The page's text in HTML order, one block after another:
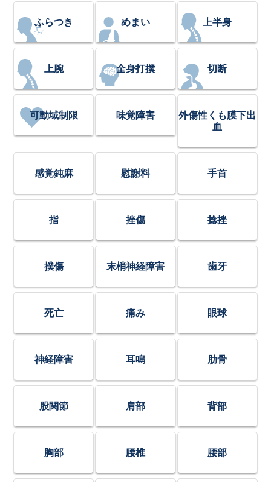
ふらつき めまい 上半身
上腕 全身打撲 切断
可動域制限 味覚障害
外傷性くも膜下出
血
感覚鈍麻 慰謝料 手首
指 挫傷 捻挫
撲傷 末梢神経障害 歯牙
死亡 痛み 眼球
神経障害 耳鳴 肋骨
股関節 肩部 背部
胸部 腰椎 腰部